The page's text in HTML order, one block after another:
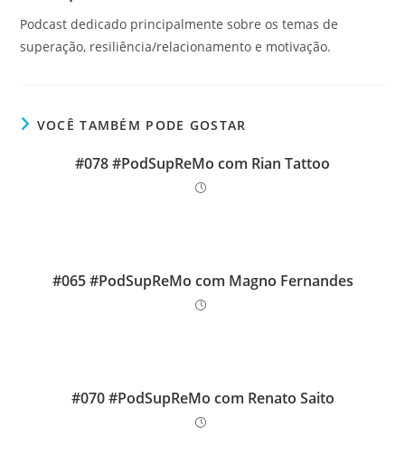
Podcast dedicado principalmente sobre os temas de
superação, resiliência/relacionamento e motivação.
VOCÊ TAMBÉM PODE GOSTAR
#078 #PodSupReMo com Rian Tattoo
#065 #PodSupReMo com Magno Fernandes
#070 #PodSupReMo com Renato Saito